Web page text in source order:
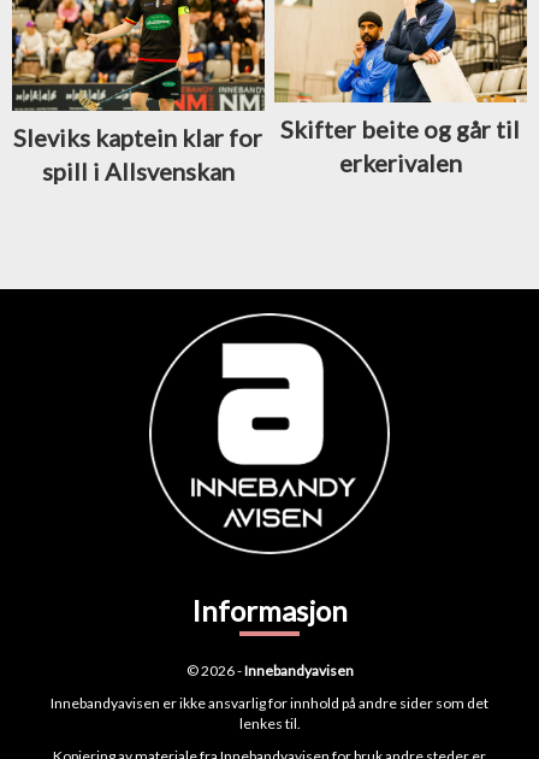
Sleviks kaptein klar for
spill i Allsvenskan
Skifter beite og går til
erkerivalen
Informasjon
© 2026 -Innebandyavisen
Innebandyavisen er ikke ansvarlig for innhold på andre sider som det
lenkes til.